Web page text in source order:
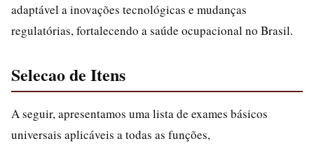
adaptável a inovações tecnológicas e mudanças
regulatórias, fortalecendo a saúde ocupacional no Brasil.
Selecao de Itens
A seguir, apresentamos uma lista de exames básicos
universais aplicáveis a todas as funções,